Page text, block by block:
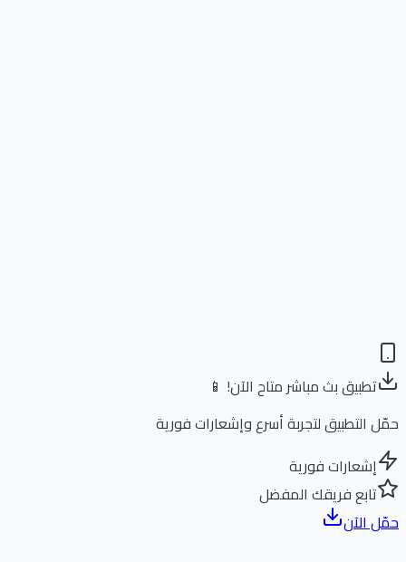
تطبيق بث مباشر متاح الآن! 📱
التطبيق لتجربة أسرع وإشعارات فورية
إشعارات فورية
تابع فريقك المفضل
الآن